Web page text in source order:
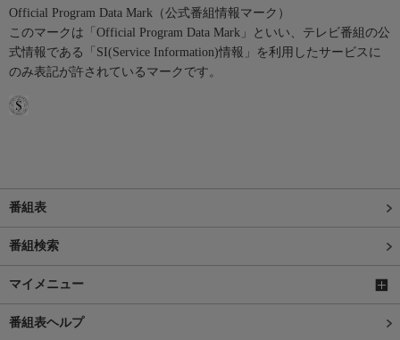
Official Program Data Mark（公式番組情報マーク）
このマークは「Official Program Data Mark」といい、テレビ番組の公
式情報である「SI(Service Information)情報」を利用したサービスに
のみ表記が許されているマークです。
番組表
番組検索
マイメニュー
番組表ヘルプ